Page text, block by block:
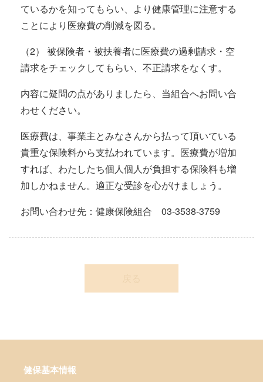
ているかを知ってもらい、より健康管理に注意する
ことにより医療費の削減を図る。
（2） 被保険者・被扶養者に医療費の過剰請求・空
請求をチェックしてもらい、不正請求をなくす。
内容に疑問の点がありましたら、当組合へお問い合
わせください。
医療費は、事業主とみなさんから払って頂いている
貴重な保険料から支払われています。医療費が増加
すれば、わたしたち個人個人が負担する保険料も増
加しかねません。適正な受診を心がけましょう。
お問い合わせ先：健康保険組合 03-3538-3759
健保基本情報